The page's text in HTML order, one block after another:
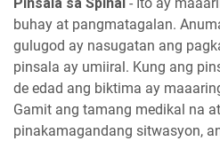
Pinsala sa Spinal - Ito ay
buhay at pangmatagalan.
gulugod ay nasugatan ang
pinsala ay umiiral. Kung ang
de edad ang biktima ay
Gamit ang tamang medikal na
pinakamagandang sitwasyon,